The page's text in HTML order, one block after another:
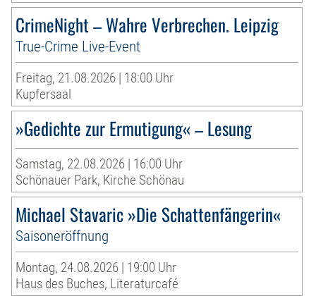
CrimeNight – Wahre Verbrechen. Leipzig
True-Crime Live-Event
Freitag, 21.08.2026 | 18:00 Uhr
Kupfersaal
»Gedichte zur Ermutigung« – Lesung
Samstag, 22.08.2026 | 16:00 Uhr
Schönauer Park, Kirche Schönau
Michael Stavaric »Die Schattenfängerin«
Saisoneröffnung
Montag, 24.08.2026 | 19:00 Uhr
Haus des Buches, Literaturcafé